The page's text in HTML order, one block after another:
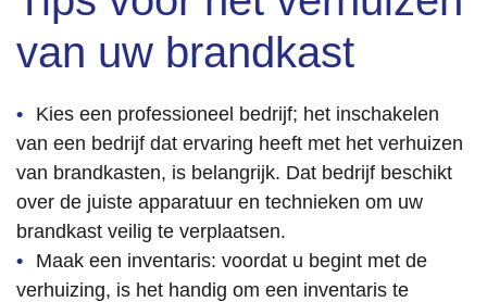
van uw brandkast
Kies een professioneel bedrijf; het inschakelen
van een bedrijf dat ervaring heeft met het verhuizen
van brandkasten, is belangrijk. Dat bedrijf beschikt
over de juiste apparatuur en technieken om uw
brandkast veilig te verplaatsen.
Maak een inventaris: voordat u begint met de
verhuizing, is het handig om een inventaris te